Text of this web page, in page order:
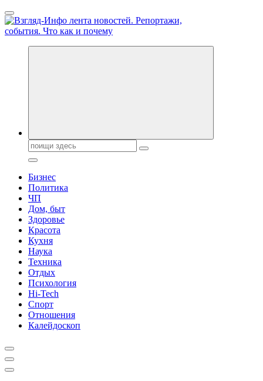
Перейти
к
содержанию
Обо всем и обо всех, что зачем и почему. Новости политики,
Поиск:
Бизнес
Политика
ЧП
Дом, быт
Здоровье
Красота
Кухня
Наука
Техника
Отдых
Психология
Hi-Tech
Спорт
Отношения
Калейдоскоп